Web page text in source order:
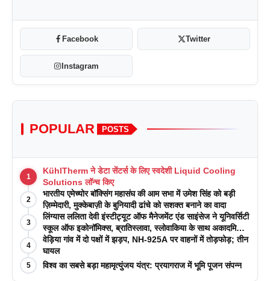
Facebook Twitter
Instagram
POPULAR POSTS
1
KühlTherm ने डेटा सेंटर्स के लिए स्वदेशी Liquid Cooling
Solutions लॉन्च किए
2
भारतीय एमेच्योर बॉक्सिंग महासंघ की आम सभा में उमेश सिंह को बड़ी
ज़िम्मेदारी, मुक्केबाज़ी के बुनियादी ढांचे को सशक्त बनाने का वादा
3
लिंग्यास ललिता देवी इंस्टीट्यूट ऑफ मैनेजमेंट एंड साइंसेज ने यूनिवर्सिटी
स्कूल ऑफ इकोनॉमिक्स, ब्रातिस्लावा, स्लोवाकिया के साथ अकादमिक
पत्रिकाओं में प्रकाशन रणनीतियों पर एक दिवसीय कार्यशाला का
आयोजन किया
4
वेड़िया गांव में दो पक्षों में झड़प, NH-925A पर वाहनों में तोड़फोड़; तीन
घायल
5 विश्व का सबसे बड़ा महामृत्युंजय यंत्र: प्रयागराज में भूमि पूजन संपन्न